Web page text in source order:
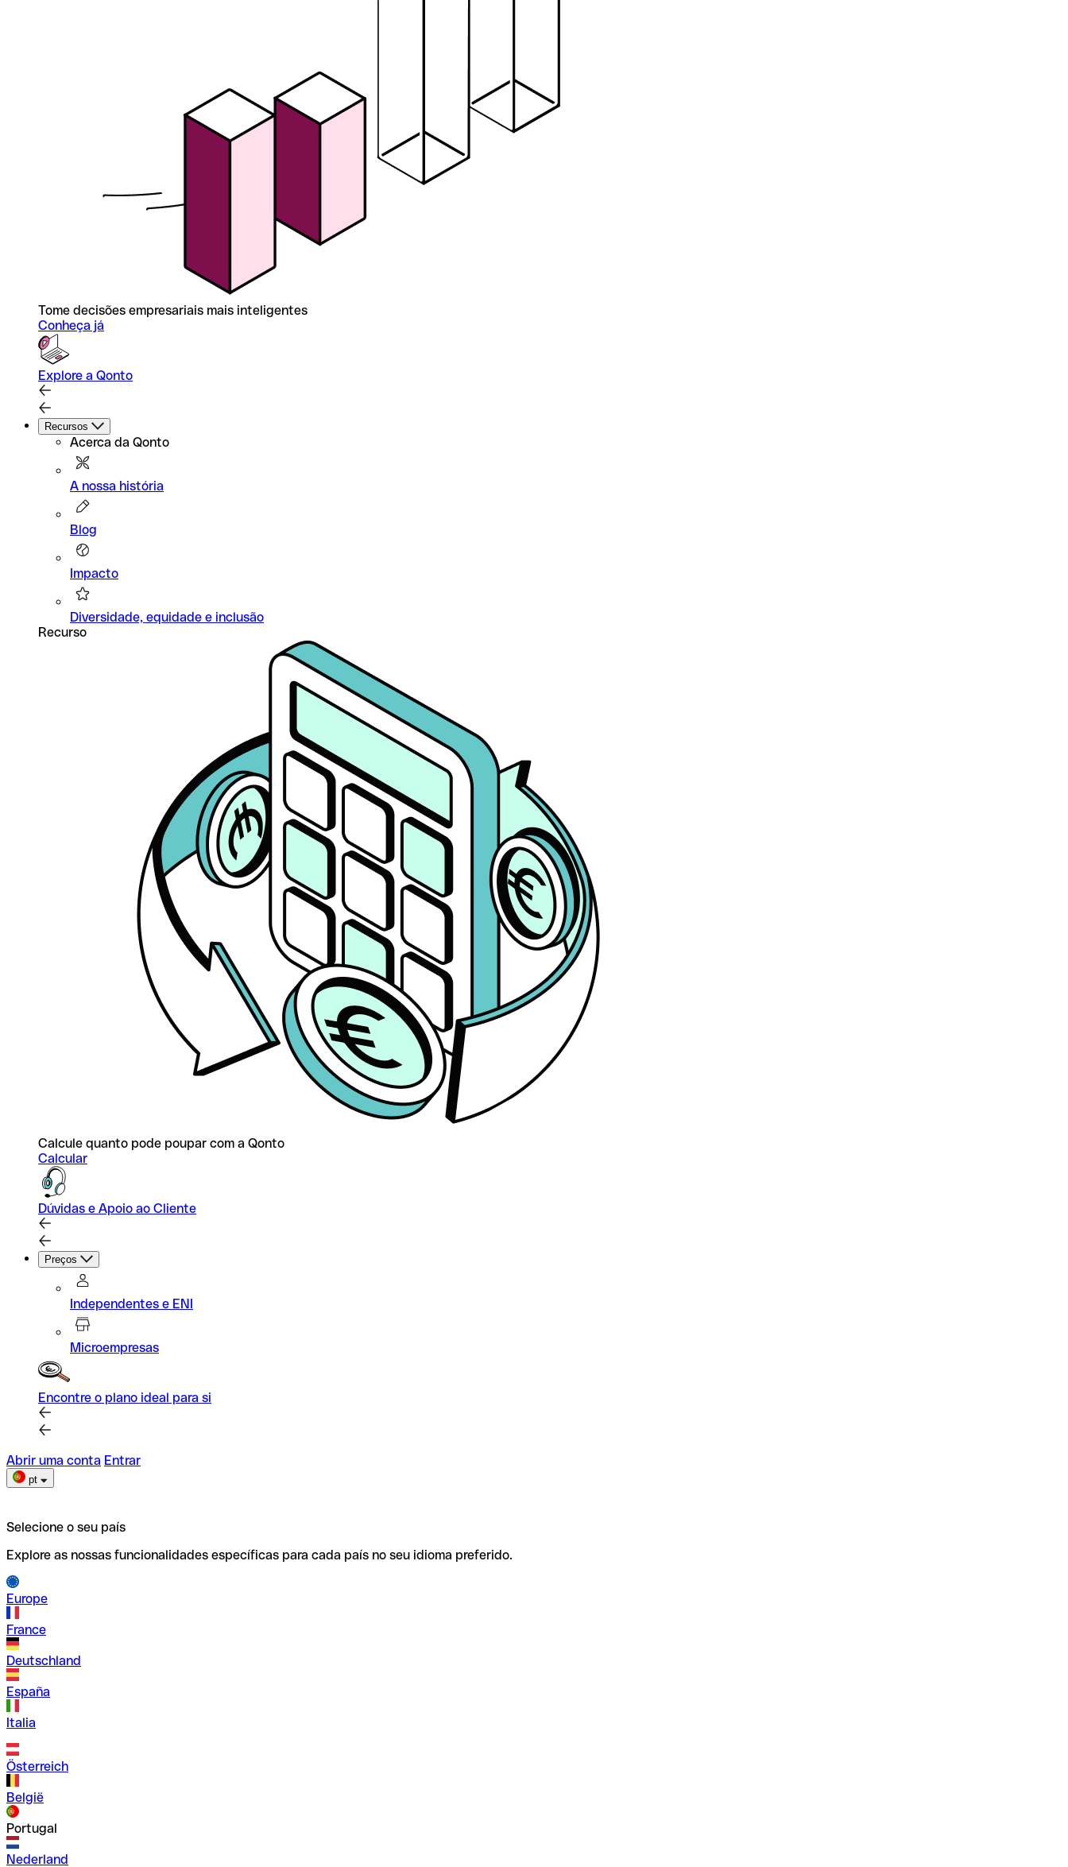
Tome decisões empresariais mais inteligentes
Conheça já
Explore a Qonto
Recursos
Acerca da Qonto
A nossa história
Blog
Impacto
Diversidade, equidade e inclusão
Recurso
Calcule quanto pode poupar com a Qonto
Calcular
Dúvidas e Apoio ao Cliente
Preços
Independentes e ENI
Microempresas
Encontre o plano ideal para si
Abrir uma conta Entrar
pt
Selecione o seu país
Explore as nossas funcionalidades específicas para cada país no seu idioma preferido.
Europe
France
Deutschland
España
Italia
Österreich
België
Portugal
Nederland